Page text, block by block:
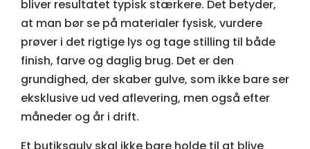
bliver resultatet typisk stærkere. Det betyder,
at man bør se på materialer fysisk, vurdere
prøver i det rigtige lys og tage stilling til både
finish, farve og daglig brug. Det er den
grundighed, der skaber gulve, som ikke bare ser
eksklusive ud ved aflevering, men også efter
måneder og år i drift.
Et butiksgulv skal ikke bare holde til at blive